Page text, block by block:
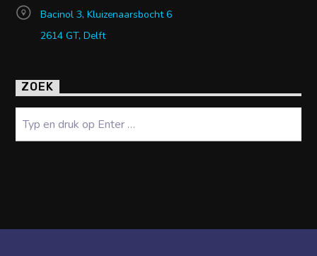
Bacinol 3, Kluizenaarsbocht 6
2614 GT, Delft
ZOEK